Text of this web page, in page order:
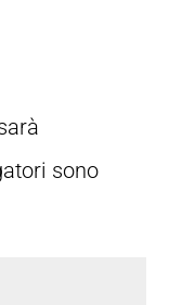
sono